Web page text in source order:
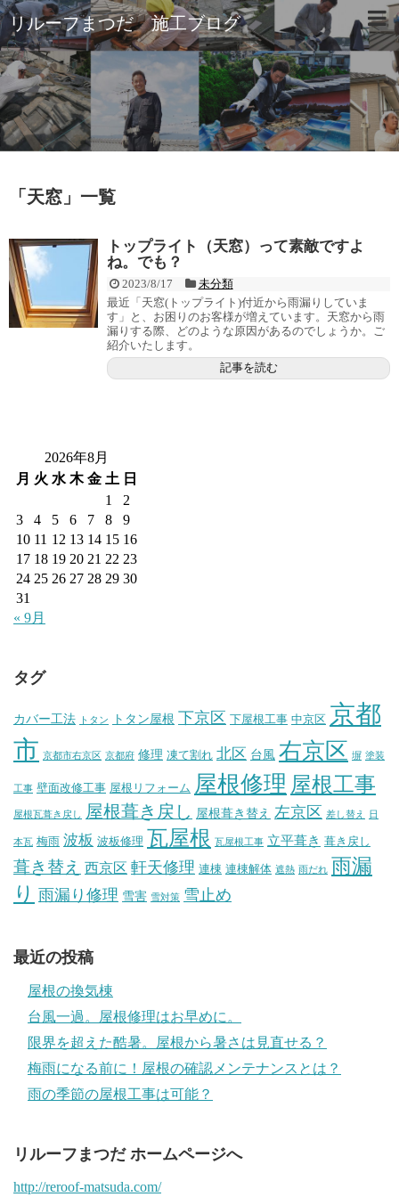
リルーフまつだ 施工ブログ
「 天窓 」 一覧
トップライト（天窓）って素敵ですよ
ね。でも？
2023/8/17
未分類
最近「天窓(トップライト)付近から雨漏りしていま
す」と、お困りのお客様が増えています。天窓から雨
漏りする際、どのような原因があるのでしょうか。ご
紹介いたします。
記事を読む
2026年8月
月 火 水 木 金 土 日
1
2
3
4 5 6 7 8
9
10 11 12 13 14 15 16
17 18 19 20 21 22 23
24 25 26 27 28 29 30
31
« 9月
タグ
カバー工法 トタン トタン屋根 下京区 下屋根工事 中京区 京都
市 京都市右京区 京都府 修理 凍て割れ 北区 台風 右京区 塀 塗装
工事 壁面改修工事 屋根リフォーム 屋根修理 屋根工事
屋根瓦葺き戻し 屋根葺き戻し 屋根葺き替え 左京区 差し替え 日
本瓦 梅雨 波板 波板修理 瓦屋根 瓦屋根工事 立平葺き 葺き戻し
葺き替え 西京区 軒天修理 連棟 連棟解体 遮熱 雨だれ 雨漏
り 雨漏り修理 雪害 雪対策 雪止め
最近の投稿
屋根の換気棟
台風一過。屋根修理はお早めに。
限界を超えた酷暑。屋根から暑さは見直せる？
梅雨になる前に！屋根の確認メンテナンスとは？
雨の季節の屋根工事は可能？
リルーフまつだ ホームページへ
http://reroof-matsuda.com/